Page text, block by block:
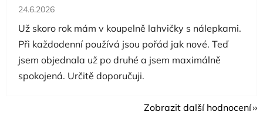
Hodnocení obchodu je 5 z 5 hvězdiček.
24.6.2026
Už skoro rok mám v koupelně lahvičky s nálepkami.
Při každodenní používá jsou pořád jak nové. Teď
jsem objednala už po druhé a jsem maximálně
spokojená. Určitě doporučuji.
Zobrazit další hodnocení